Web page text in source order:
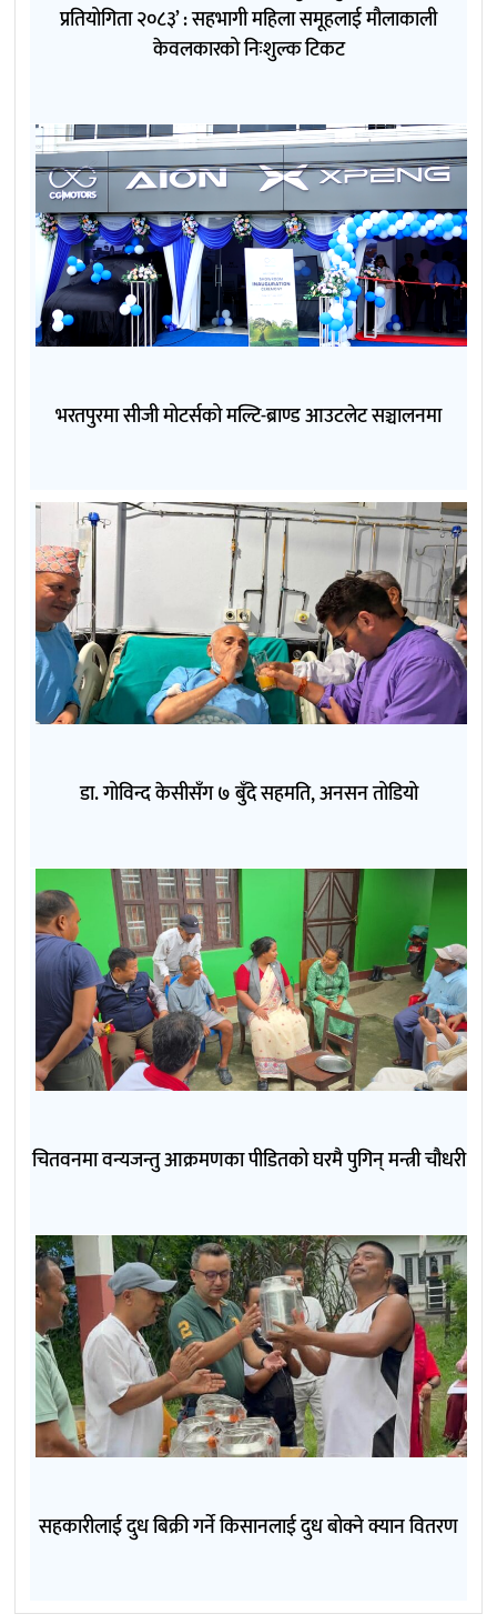
प्रतियोगिता २०८३’ : सहभागी महिला समूहलाई मौलाकाली
केवलकारको निःशुल्क टिकट
भरतपुरमा सीजी मोटर्सको मल्टि-ब्राण्ड आउटलेट सञ्चालनमा
डा. गोविन्द केसीसँग ७ बुँदे सहमति, अनसन तोडियो
चितवनमा वन्यजन्तु आक्रमणका पीडितको घरमै पुगिन् मन्त्री चौधरी
सहकारीलाई दुध बिक्री गर्ने किसानलाई दुध बोक्ने क्यान वितरण